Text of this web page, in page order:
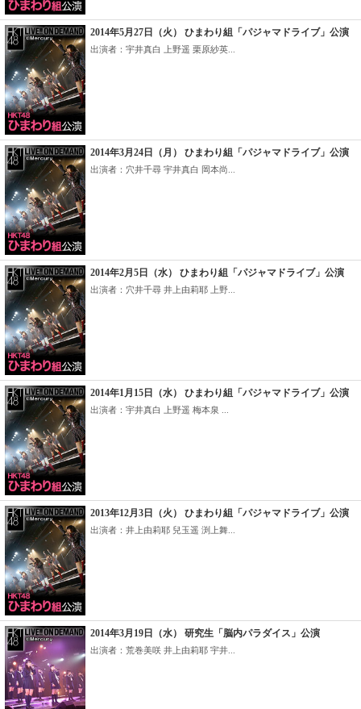
2014年5月27日（火） ひまわり組「パジャマドライブ」公演
出演者：宇井真白 上野遥 栗原紗英...
2014年3月24日（月） ひまわり組「パジャマドライブ」公演
出演者：穴井千尋 宇井真白 岡本尚...
2014年2月5日（水） ひまわり組「パジャマドライブ」公演
出演者：穴井千尋 井上由莉耶 上野...
2014年1月15日（水） ひまわり組「パジャマドライブ」公演
出演者：宇井真白 上野遥 梅本泉 ...
2013年12月3日（火） ひまわり組「パジャマドライブ」公演
出演者：井上由莉耶 兒玉遥 渕上舞...
2014年3月19日（水） 研究生「脳内パラダイス」公演
出演者：荒巻美咲 井上由莉耶 宇井...